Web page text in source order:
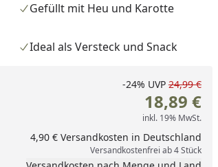
Gefüllt mit Heu und Karotte
Ideal als Versteck und Snack
eingeben
um eins erhöhen
-24% UVP 24,99 €
18,89 €
inkl. 19% MwSt.
4,90 € Versandkosten in Deutschland
Versandkostenfrei ab 4 Stück